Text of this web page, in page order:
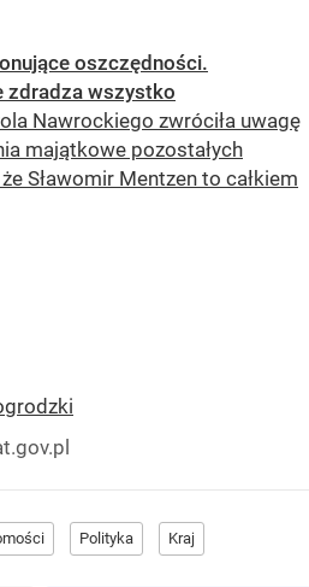
oszczędności.
zdradza wszystko
Nawrockiego zwróciła uwagę
majątkowe pozostałych
Sławomir Mentzen to całkiem
Polityka Kraj